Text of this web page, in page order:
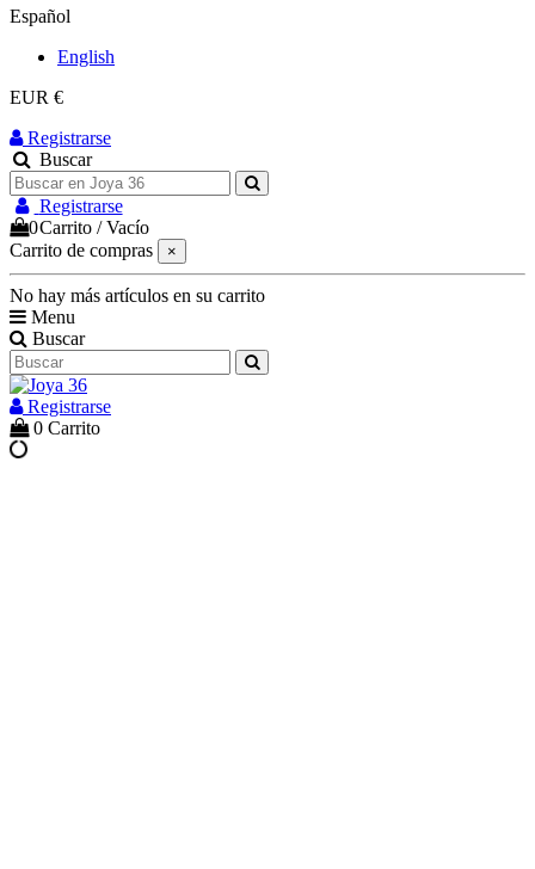
Español
English
EUR €
Registrarse
Buscar
Registrarse
0Carrito /Vacío
Carrito de compras
×
No hay más artículos en su carrito
Menu
Buscar
Registrarse
0 Carrito